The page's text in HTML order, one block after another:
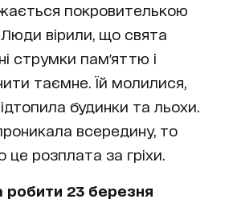
покровителькою
вірили, що свята
струмки пам'яттю і
таємне. Їй молилися,
будинки та льохи.
всередину, то
розплата за гріхи.
23 березня